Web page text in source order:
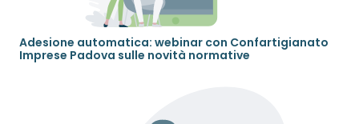
Adesione automatica: webinar con Confartigianato
Imprese Padova sulle novità normative